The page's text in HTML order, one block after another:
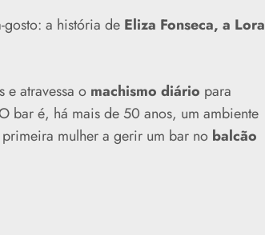
a história de Eliza Fonseca, a Lora
atravessa o machismo diário para
bar é, há mais de 50 anos, um ambiente
mulher a gerir um bar nobalcão